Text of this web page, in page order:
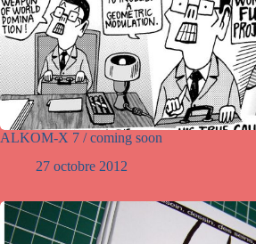
ALKOM-X 7 / coming soon
27 octobre 2012